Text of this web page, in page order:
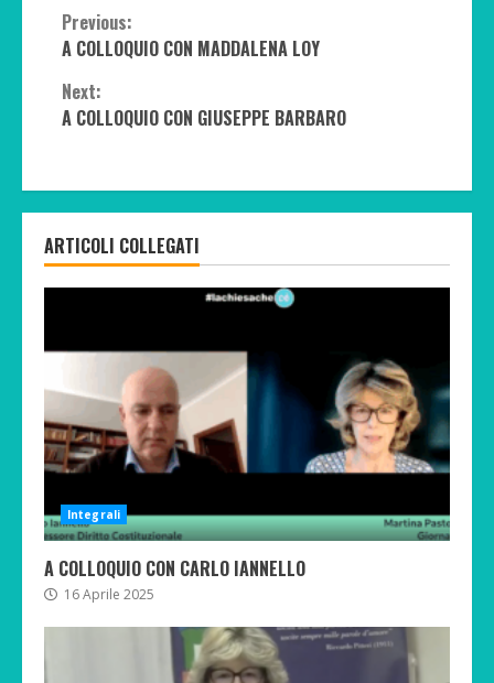
Continue
Reading
Previous:
A COLLOQUIO CON MADDALENA LOY
Next:
A COLLOQUIO CON GIUSEPPE BARBARO
ARTICOLI COLLEGATI
Integrali
A COLLOQUIO CON CARLO IANNELLO
16 Aprile 2025